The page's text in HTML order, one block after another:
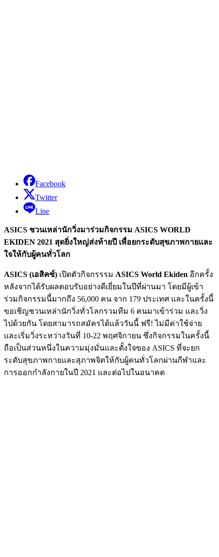
Facebook
Twitter
Line
ASICS ชวนเหล่านักวิ่งมาร่วมกิจกรรม ASICS WORLD
EKIDEN 2021 สุดยิ่งใหญ่ส่งท้ายปี เพื่อยกระดับสุขภาพกายและ
ใจให้กับผู้คนทั่วโลก
ASICS (เอสิคซ์) เปิดตัวกิจกรรรม ASICS World Ekiden อีกครั้ง
หลังจากได้รับผลตอบรับอย่างดีเยี่ยมในปีที่ผ่านมา โดยมีผู้เข้า
ร่วมกิจกรรมนี้มากถึง 56,000 คน จาก 179 ประเทศ และในครั้งนี้
ขอเชิญชวนเหล่านักวิ่งทั่วโลกรวมทีม 6 คนมาเข้าร่วม และวิ่ง
ไปด้วยกัน โดยสามารถสมัครได้แล้ววันนี้ ฟรี! ไม่มีค่าใช้จ่าย
และเริ่มวิ่งระหว่างวันที่ 10-22 พฤศจิกายน ซึ่งกิจกรรมในครั้งนี้
ถือเป็นส่วนหนึ่งในความมุ่งมั่นและตั้งใจของ ASICS ที่จะยก
ระดับสุขภาพกายและสุภาพจิตให้กับผู้คนทั่วโลกผ่านกีฬาและ
การออกกำลังกายในปี 2021 และต่อไปในอนาคต